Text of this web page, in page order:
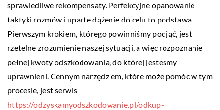
sprawiedliwe rekompensaty. Perfekcyjne opanowanie
taktyki rozmów i uparte dążenie do celu to podstawa.
Pierwszym krokiem, którego powinniśmy podjąć, jest
rzetelne zrozumienie naszej sytuacji, a więc rozpoznanie
pełnej kwoty odszkodowania, do której jesteśmy
uprawnieni. Cennym narzędziem, które może pomóc w tym
procesie, jest serwis
https://odzyskamyodszkodowanie.pl/odkup-